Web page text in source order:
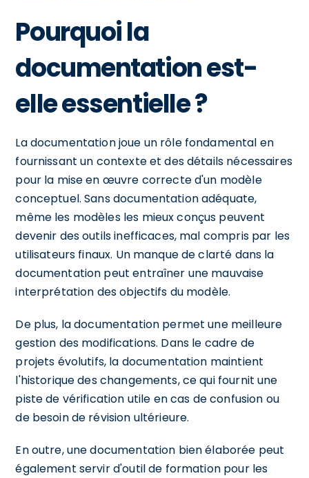
Pourquoi la
documentation est-
elle essentielle ?
La documentation joue un rôle fondamental en
fournissant un contexte et des détails nécessaires
pour la mise en œuvre correcte d'un modèle
conceptuel. Sans documentation adéquate,
même les modèles les mieux conçus peuvent
devenir des outils inefficaces, mal compris par les
utilisateurs finaux. Un manque de clarté dans la
documentation peut entraîner une mauvaise
interprétation des objectifs du modèle.
De plus, la documentation permet une meilleure
gestion des modifications. Dans le cadre de
projets évolutifs, la documentation maintient
l'historique des changements, ce qui fournit une
piste de vérification utile en cas de confusion ou
de besoin de révision ultérieure.
En outre, une documentation bien élaborée peut
également servir d'outil de formation pour les